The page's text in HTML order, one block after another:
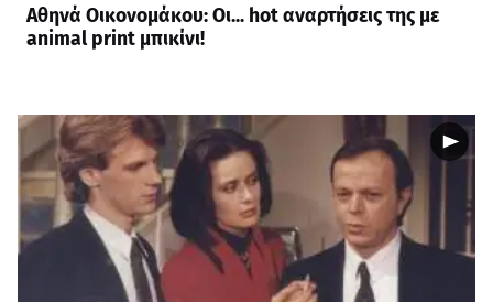
Αθηνά Οικονομάκου: Οι... hot αναρτήσεις της με
animal print μπικίνι!